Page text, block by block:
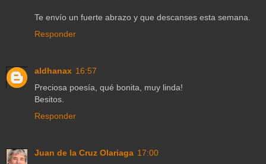
Te envío un fuerte abrazo y que descanses esta semana.
Responder
aldhanax 16:57
Preciosa poesía, qué bonita, muy linda!
Besitos.
Responder
Juan de la Cruz Olariaga 17:00